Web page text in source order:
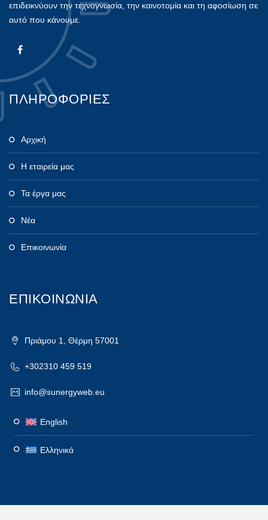
επιδεικνύουν την τεχνογνωσία, την καινοτομία και τη αφοσίωση σε
αυτό που κάνουμε.
ΠΛΗΡΟΦΟΡΙΕΣ
Αρχική
Η εταιρεία μας
Τα έργα μας
Νέα
Επικοινωνία
ΕΠΙΚΟΙΝΩΝΙΑ
Πριάμου 1, Θέρμη 57001
+302310 459 519
info@sunergyweb.eu
English
Ελληνικά